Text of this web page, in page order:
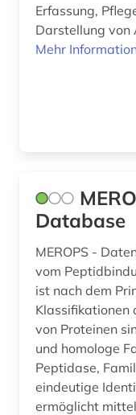
nachlass (1)
neuheit (3)
Erfassung,
Darstellung
Mehr
Database
MEROPS -
vom
ist nach dem
Klassifikationen
von Proteinen
und homologe
Peptidase,
eindeutige
ermöglicht